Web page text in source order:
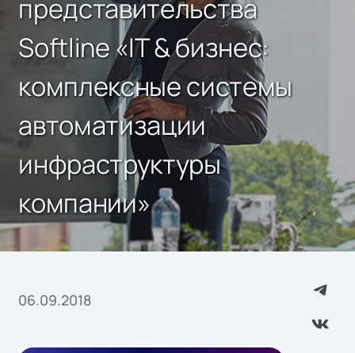
представительства
Softline «IT & бизнес:
комплексные системы
автоматизации
инфраструктуры
компании»
06.09.2018